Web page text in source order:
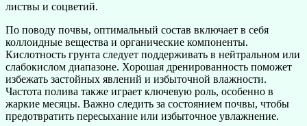
листвы и соцветий.
По поводу почвы, оптимальный состав включает в себя
коллоидные вещества и органические компоненты.
Кислотность грунта следует поддерживать в нейтральном или
слабокислом диапазоне. Хорошая дренированность поможет
избежать застойных явлений и избыточной влажности.
Частота полива также играет ключевую роль, особенно в
жаркие месяцы. Важно следить за состоянием почвы, чтобы
предотвратить пересыхание или избыточное увлажнение.